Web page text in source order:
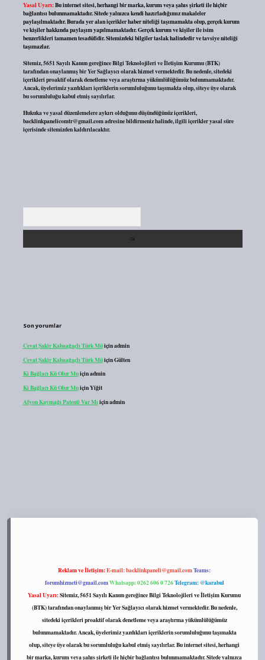
Yasal Uyarı:Bu internet sitesi, herhangi bir marka, kurum veya şahıs şirketi ile hiçbir
bağlantısı bulunmamaktadır. Sitede yalnızca kendi hazırladığımız makaleler
paylaşılmaktadır. Burada yer alan içerikler haber niteliği taşımamakta olup, gerçek kurum
ve kişiler hakkında paylaşım yapılmamaktadır. Gerçek kurum ve kişiler ile isim
benzerlikleri tamamen tesadüfidir. Sitemizdeki bilgiler taslak halindedir ve tavsiye niteliği
taşımazlar.
Sitemiz, 5651 Sayılı Kanun gereğince Bilgi Teknolojileri ve İletişim Kurumu (BTK)
tarafından onaylanmış bir Yer Sağlayıcı olarak hizmet vermektedir. Bu nedenle, sitedeki
içerikleri proaktif olarak denetleme veya araştırma yükümlülüğümüz bulunmamaktadır.
Ancak, üyelerimiz yazdıkları içeriklerin sorumluluğunu taşımakta olup, siteye üye olarak
bu sorumluluğu kabul etmiş sayılırlar.
Hukuka ve yasal düzenlemelere aykırı olduğunu düşündüğünüz içerikleri,
backlinkpanelicomtr@gmail.comadresine bildirmeniz halinde, ilgili içerikler yasal süre
içerisinde sitemizden kaldırılacaktır.
Son yorumlar
Cevat Şakir Kabaağaçlı Türk Müiçinadmin
Cevat Şakir Kabaağaçlı Türk MüiçinGülten
Ki Bağlacı Kü Olur Muiçinadmin
Ki Bağlacı Kü Olur MuiçinYiğit
Afyon Kaymağı Patenti Var Mı içinadmin
Reklam ve İletişim:E-mail:backlinkpaneli@gmail.comTeams:
forumhizmeti@gmail.comWhatsapp: 0262 606 0 726Telegram: @karabul
Yasal Uyarı:Sitemiz, 5651 Sayılı Kanun gereğince Bilgi Teknolojileri ve İletişim Kurumu
(BTK) tarafından onaylanmış bir Yer Sağlayıcı olarak hizmet vermektedir. Bu nedenle,
sitedeki içerikleri proaktif olarak denetleme veya araştırma yükümlülüğümüz
bulunmamaktadır. Ancak, üyelerimiz yazdıkları içeriklerin sorumluluğunu taşımakta
olup, siteye üye olarak bu sorumluluğu kabul etmiş sayılırlar. Bu internet sitesi, herhangi
bir marka, kurum veya şahıs şirketi ile hiçbir bağlantısı bulunmamaktadır. Sitede yalnızca